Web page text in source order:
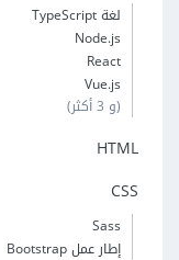
لغة TypeScript
Node.js
React
Vue.js
(و 3 أكثر)
HTML
CSS
Sass
إطار عمل Bootstrap